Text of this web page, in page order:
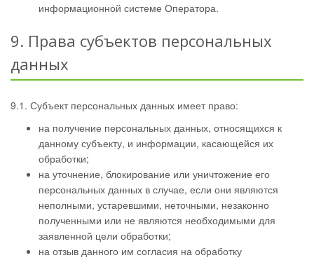
информационной системе Оператора.
9. Права субъектов персональных
данных
9.1. Субъект персональных данных имеет право:
на получение персональных данных, относящихся к
данному субъекту, и информации, касающейся их
обработки;
на уточнение, блокирование или уничтожение его
персональных данных в случае, если они являются
неполными, устаревшими, неточными, незаконно
полученными или не являются необходимыми для
заявленной цели обработки;
на отзыв данного им согласия на обработку